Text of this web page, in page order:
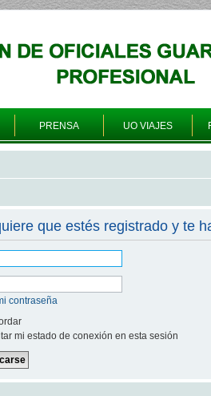
PRENSA UO VIAJES
que estés registrado y te
contraseña
mi estado de conexión en esta sesión